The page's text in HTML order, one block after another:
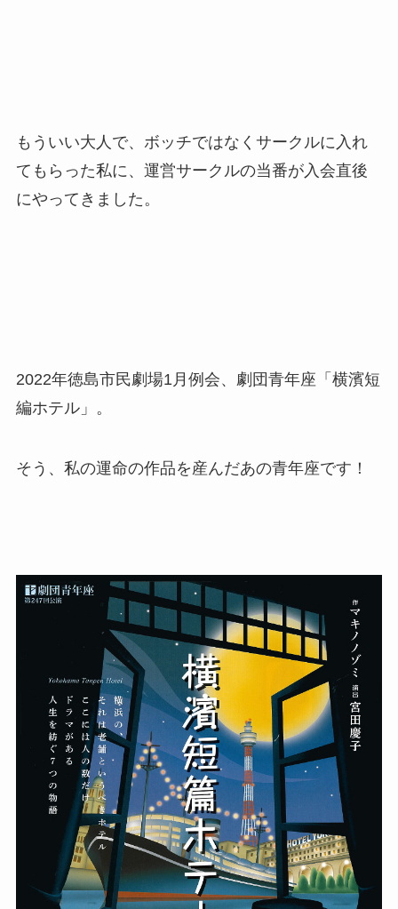
もういい大人で、ボッチではなくサークルに入れ
てもらった私に、運営サークルの当番が入会直後
にやってきました。
2022年徳島市民劇場1月例会、劇団青年座「横濱短
編ホテル」。
そう、私の運命の作品を産んだあの青年座です！